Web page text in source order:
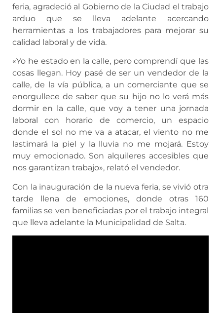
feria, agradeció al Gobierno de la Ciudad el trabajo
arduo que se lleva adelante acercando
herramientas a los trabajadores para mejorar su
calidad laboral y de vida.
«Yo he estado en la calle, pero comprendí que las
cosas llegan. Hoy pasé de ser un vendedor de la
calle, de la vía pública, a un comerciante que se
enorgullece de saber que su hijo no lo verá más
dormir en la calle, que voy a tener una jornada
laboral con horario de comercio, un espacio
donde el sol no me va a atacar, el viento no me
lastimará la piel y la lluvia no me mojará. Estoy
muy emocionado. Son alquileres accesibles que
nos garantizan trabajo», relató el vendedor.
Con la inauguración de la nueva feria, se vivió otra
tarde llena de emociones, donde otras 160
familias se ven beneficiadas por el trabajo integral
que lleva adelante la Municipalidad de Salta.